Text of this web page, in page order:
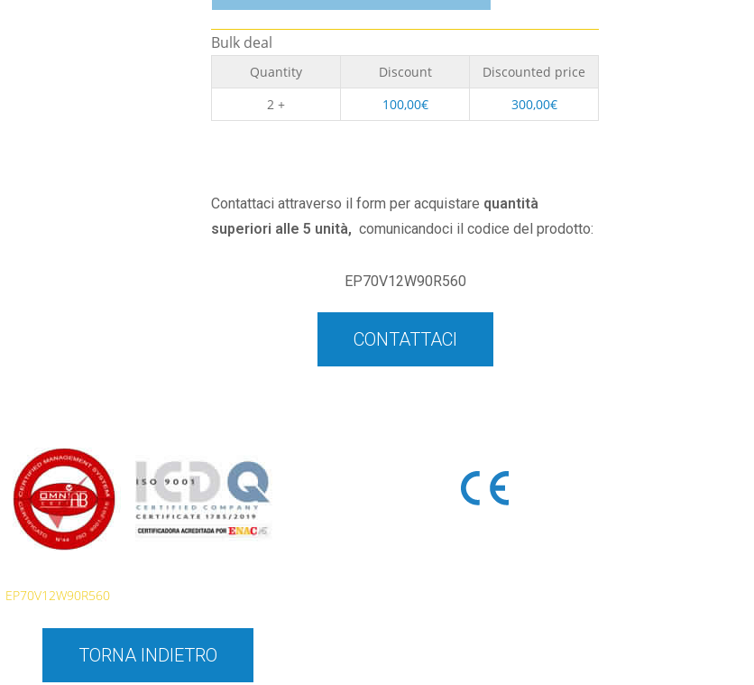
Bulk deal
Quantity Discount
Discounted price
2 +
100,00€ 300,00€
Contattaci attraverso il form per acquistare quantità
superiori alle 5 unità, comunicandoci il codice del prodotto:
EP70V12W90R560
CONTATTACI
EP70V12W90R560
TORNA INDIETRO